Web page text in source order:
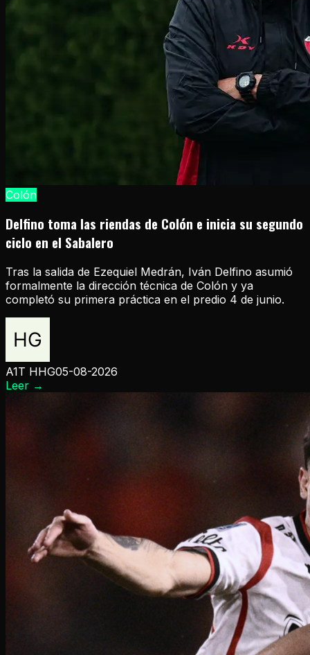
Colón
Delfino toma las riendas de Colón e inicia su segundo
ciclo en el Sabalero
Tras la salida de Ezequiel Medrán, Iván Delfino asumió
formalmente la dirección técnica de Colón y ya
completó su primera práctica en el predio 4 de junio.
A1T HHG05-08-2026
Leer →